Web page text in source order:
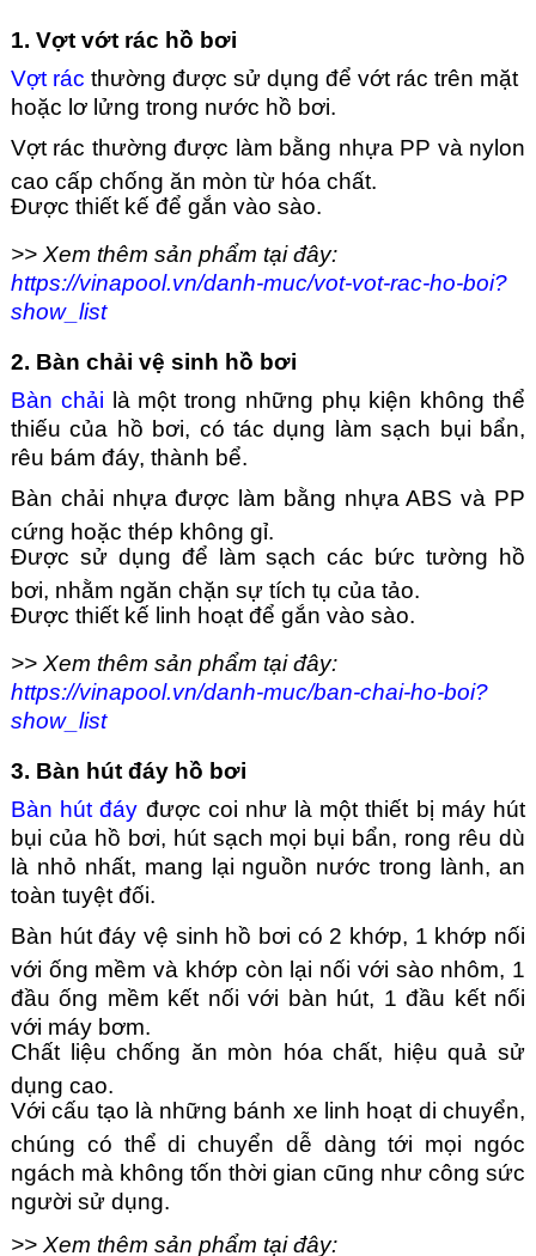
1. Vợt vớt rác hồ bơi
Vợt rác thường được sử dụng để vớt rác trên mặt
hoặc lơ lửng trong nước hồ bơi.
Vợt rác thường được làm bằng nhựa PP và nylon
cao cấp chống ăn mòn từ hóa chất.
Được thiết kế để gắn vào sào.
>> Xem thêm sản phẩm tại đây:
https://vinapool.vn/danh-muc/vot-vot-rac-ho-boi?
show_list
2. Bàn chải vệ sinh hồ bơi
Bàn chải là một trong những phụ kiện không thể
thiếu của hồ bơi, có tác dụng làm sạch bụi bẩn,
rêu bám đáy, thành bể.
Bàn chải nhựa được làm bằng nhựa ABS và PP
cứng hoặc thép không gỉ.
Được sử dụng để làm sạch các bức tường hồ
bơi, nhằm ngăn chặn sự tích tụ của tảo.
Được thiết kế linh hoạt để gắn vào sào.
>> Xem thêm sản phẩm tại đây:
https://vinapool.vn/danh-muc/ban-chai-ho-boi?
show_list
3. Bàn hút đáy hồ bơi
Bàn hút đáy được coi như là một thiết bị máy hút
bụi của hồ bơi, hút sạch mọi bụi bẩn, rong rêu dù
là nhỏ nhất, mang lại nguồn nước trong lành, an
toàn tuyệt đối.
Bàn hút đáy vệ sinh hồ bơi có 2 khớp, 1 khớp nối
với ống mềm và khớp còn lại nối với sào nhôm, 1
đầu ống mềm kết nối với bàn hút, 1 đầu kết nối
với máy bơm.
Chất liệu chống ăn mòn hóa chất, hiệu quả sử
dụng cao.
Với cấu tạo là những bánh xe linh hoạt di chuyển,
chúng có thể di chuyển dễ dàng tới mọi ngóc
ngách mà không tốn thời gian cũng như công sức
người sử dụng.
>> Xem thêm sản phẩm tại đây: